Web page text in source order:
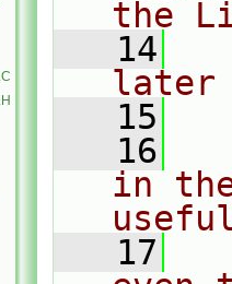
the
   14
later
   15
   16
in
   17